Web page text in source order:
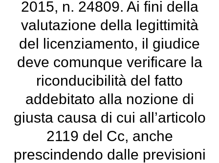
2015, n. 24809. Ai fini della
valutazione della legittimità
del licenziamento, il giudice
deve comunque verificare la
riconducibilità del fatto
addebitato alla nozione di
giusta causa di cui all’articolo
2119 del Cc, anche
prescindendo dalle previsioni